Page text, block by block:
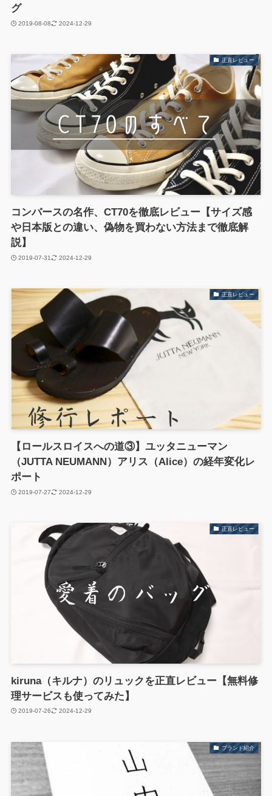
グ
2019-08-08 2024-12-29
正直レビュー
コンバースの名作、CT70を徹底レビュー【サイズ感
や日本版との違い、偽物を買わない方法まで徹底解
説】
2019-07-31 2024-12-29
正直レビュー
【ロールスロイスへの道③】ユッタニューマン
（JUTTA NEUMANN）アリス（Alice）の経年変化レ
ポート
2019-07-27 2024-12-29
正直レビュー
kiruna（キルナ）のリュックを正直レビュー【無料修
理サービスも使ってみた】
2019-07-26 2024-12-29
ブランド紹介